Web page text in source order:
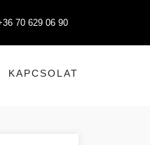
70 629 06 90
KAPCSOLAT